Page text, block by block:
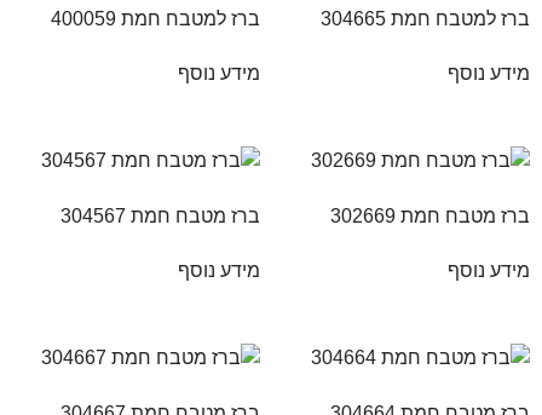
ברז למטבח חמת 304665
מידע נוסף
ברז למטבח חמת 400059
מידע נוסף
ברז מטבח חמת 302669
מידע נוסף
ברז מטבח חמת 304567
מידע נוסף